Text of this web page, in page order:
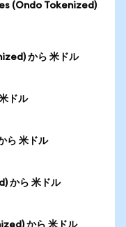
(Ondo Tokenized)
から 米ドル
ドル
ら 米ドル
から 米ドル
から 米ドル